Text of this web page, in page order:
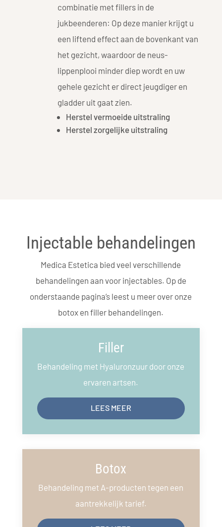
combinatie met fillers in de
jukbeenderen: Op deze manier krijgt u
een liftend effect aan de bovenkant van
het gezicht, waardoor de neus-
lippenplooi minder diep wordt en uw
gehele gezicht er direct jeugdiger en
gladder uit gaat zien.
Herstel vermoeide uitstraling
Herstel zorgelijke uitstraling
Injectable behandelingen
Medica Estetica bied veel verschillende
behandelingen aan voor injectables. Op de
onderstaande pagina’s leest u meer over onze
botox en filler behandelingen.
Filler
Behandeling met Hyaluronzuur door onze
ervaren artsen.
LEES MEER
Botox
Behandeling met A-producten tegen een
aantrekkelijk tarief.